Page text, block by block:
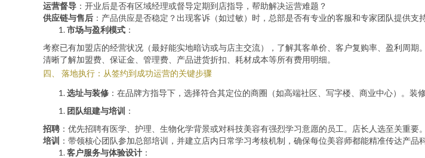
运营督导 ：开业后是否有区域经理或督导定期到店指导，帮助解决运营难题？
供应链与售后 ：产品供应是否稳定？出现客诉（如过敏）时，总部是否有专业的客服和专家团队提供支
市场与盈利模式 ：
考察已有加盟店的经营状况（最好能实地暗访或与店主交流），了解其客单价、客户复购率、盈利周期。
清晰了解加盟费、保证金、管理费、产品进货折扣、耗材成本等所有费用明细。
四、 落地执行：从签约到成功运营的关键步骤
选址与装修 ：在品牌方指导下，选择符合其定位的商圈（如高端社区、写字楼、商业中心）。装
团队组建与培训 ：
招聘 ：优先招聘有医学、护理、生物化学背景或对科技美容有强烈学习意愿的员工。店长人选至关重要。
培训 ：带领核心团队参加总部培训，并建立店内日常学习考核机制，确保每位美容师都能精准传达产品
客户服务与体验设计 ：